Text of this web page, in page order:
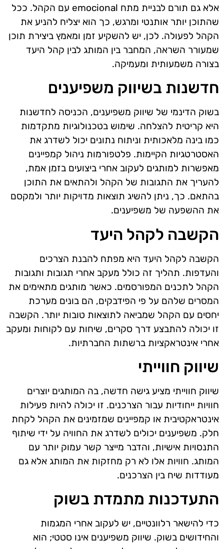
אלא גם תורם לבניית מתח emocional עם הקהל. ככל
שהתוכן יותר אותנטי ומרגש, כך הוא יצליח להניע את
הקהל לפעולה. לכן, יש להשקיע זמן ומאמץ ביצירת תוכן
שמעורר השראה, המחבר בין המותג לבין קהל היעד
בצורה משמעותית ומעמיקה.
חדשנות בשיווק משפיענים
בשוק הדינמי של שיווק משפיענים, הכניסה לחדשנות
היא קריטית להצלחה. שימוש בטכנולוגיות מתקדמות
כמו בינה מלאכותית וניתוח נתונים יכול לשדרג את
האסטרטגיות הקיימות. פלטפורמות ניהול קמפיינים
מאפשרות למותגים לעקוב אחרי ביצועים בזמן אמת,
להעריך את התגובות של הקהל ולהתאים את התוכן
בהתאם. כך, ניתן להשיג תוצאות מדויקות יותר ולמקסם
את ההשפעה של משפיענים.
הקשבה לקהל היעד
הקשבה לקהל היעד היא מפתח להבנת הצרכים
והעדפות. תהליך זה כולל מעקב אחרי תגובות ותגובות
הקהל לתכנים המפורסמים. כאשר מותגים מתאימים את
המסרים שלהם על פי הפידבקים, הם בונים מערכת
יחסים עם הקהל שמביאה לתוצאות טובות יותר. הקשבה
זו יכולה להתבצע דרך סקרים, שיחות עם לקוחות ומעקב
אחרי אינטראקציות ברשתות החברתיות.
שיווק חווייתי
שיווק חווייתי מציע גישה חדשה, בה המותגים יוצרים
חוויות ייחודיות עבור הצרכנים. זו יכולה להיות פעילות
אינטראקטיבית או קמפיינים שמזמינים את הקהל לקחת
חלק. משפיענים יכולים לשדרג את החוויה על ידי שיתוף
התנסויות אישיות, והדבר מייצר קשר עמוק יותר עם
המותג. חוויות אלו לא רק מחזקות את המותג אלא גם
מעודדות שיח בין הצרכנים.
התעדכנות מתמדת בשוק
כדי להישאר רלוונטיים, יש לעקוב אחרי המגמות
והחידושים בשוק. שיווק משפיענים אינו סטטי; הוא